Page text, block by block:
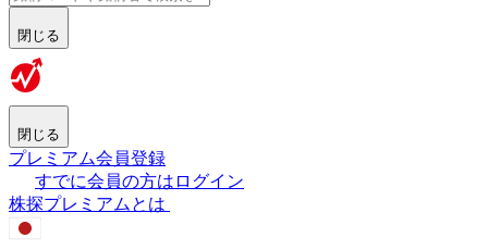
閉じる
閉じる
プレミアム会員登録
すでに会員の方はログイン
株探プレミアムとは